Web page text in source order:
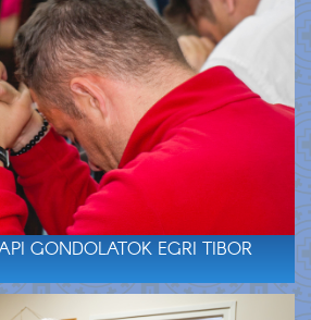
GONDOLATOK EGRI TIBOR